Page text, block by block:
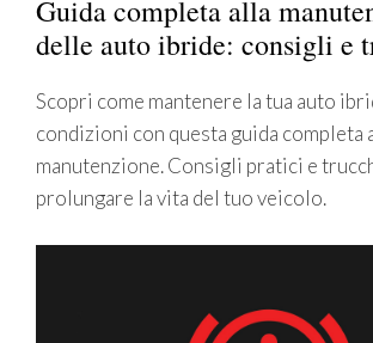
Guida completa alla
delle auto ibride: consigli e
Scopri come mantenere la tua auto
condizioni con questa guida completa
manutenzione. Consigli pratici e
prolungare la vita del tuo veicolo.